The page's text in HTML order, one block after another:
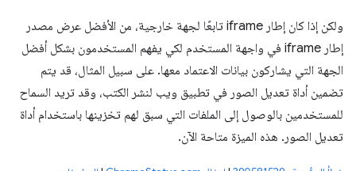
ولكن إذا كان إطار iframe تابعًا لجهة خارجية، من الأفضل عرض مصدر
إطار iframe في واجهة المستخدم لكي يفهم المستخدمون بشكل أفضل
الجهة التي يشاركون بيانات الاعتماد معها. على سبيل المثال، قد يتم
تضمين أداة تعديل الصور في تطبيق ويب لنشر الكتب، وقد تريد السماح
للمستخدمين بالوصول إلى الملفات التي سبق لهم تخزينها باستخدام أداة
تعديل الصور. هذه الميزة متاحة الآن.